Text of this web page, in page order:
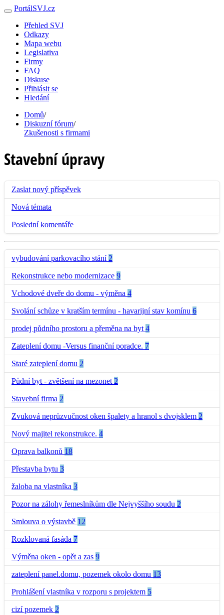
PortálSVJ.cz
Přehled SVJ
Odkazy
Mapa webu
Legislativa
Firmy
FAQ
Diskuse
Přihlásit se
Hledání
Domů/
Diskuzní fórum/
Zkušenosti s firmami
Stavební úpravy
Zaslat nový příspěvek
Nová témata
Poslední komentáře
vybudování parkovacího stání 2
Rekonstrukce nebo modernizace 9
Vchodové dveře do domu - výměna 4
Svolání schůze v kratším termínu - havarijní stav komínu 6
prodej půdního prostoru a přeměna na byt 4
Zateplení domu -Versus finanční poradce. 7
Staré zateplení domu 2
Půdní byt - zvětšení na mezonet 2
Stavební firma 2
Zvuková neprůzvučnost oken špalety a hranol s dvojsklem 2
Nový majitel rekonstrukce. 4
Oprava balkonů 18
Přestavba bytu 3
žaloba na vlastníka 3
Pozor na zálohy řemeslníkům dle Nejvyššího soudu 2
Smlouva o výstavbě 12
Rozklovaná fasáda 7
Výměna oken - opět a zas 9
zateplení panel.domu, pozemek okolo domu 13
Prohlášení vlastníka v rozporu s projektem 5
cizí pozemek 2